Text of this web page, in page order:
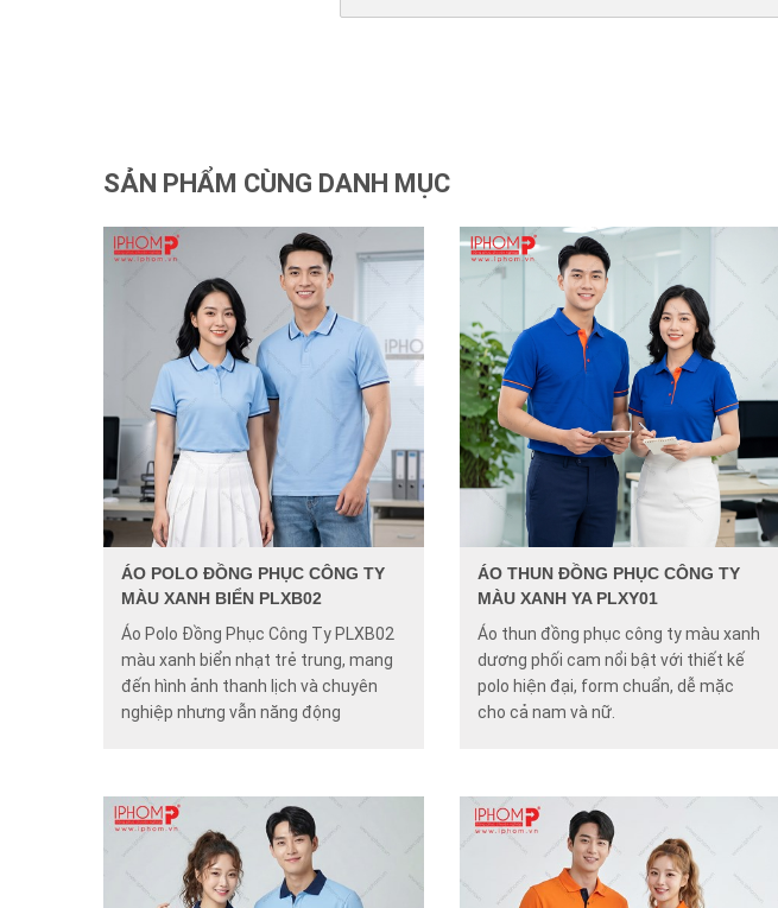
SẢN PHẨM CÙNG DANH MỤC
ÁO POLO ĐỒNG PHỤC CÔNG TY
MÀU XANH BIỂN PLXB02
Áo Polo Đồng Phục Công Ty PLXB02
màu xanh biển nhạt trẻ trung, mang
đến hình ảnh thanh lịch và chuyên
nghiệp nhưng vẫn năng động
ÁO THUN ĐỒNG PHỤC CÔNG TY
MÀU XANH YA PLXY01
Áo thun đồng phục công ty màu xanh
dương phối cam nổi bật với thiết kế
polo hiện đại, form chuẩn, dễ mặc
cho cả nam và nữ.